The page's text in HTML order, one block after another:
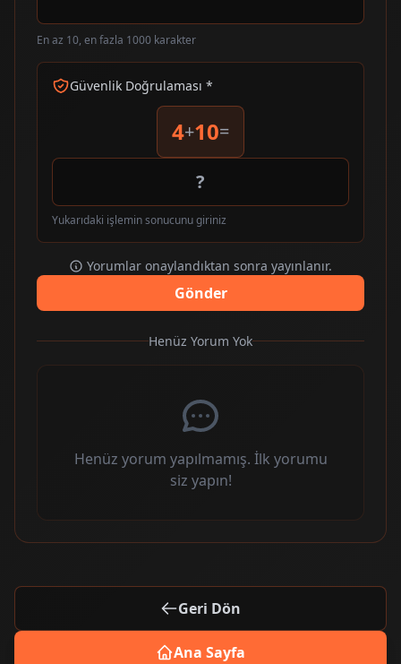
En az 10, en fazla 1000 karakter
Güvenlik Doğrulaması *
4+10=
Yukarıdaki işlemin sonucunu giriniz
Yorumlar onaylandıktan sonra yayınlanır.
Gönder
Henüz Yorum Yok
Henüz yorum yapılmamış. İlk yorumu
siz yapın!
Geri Dön
Ana Sayfa